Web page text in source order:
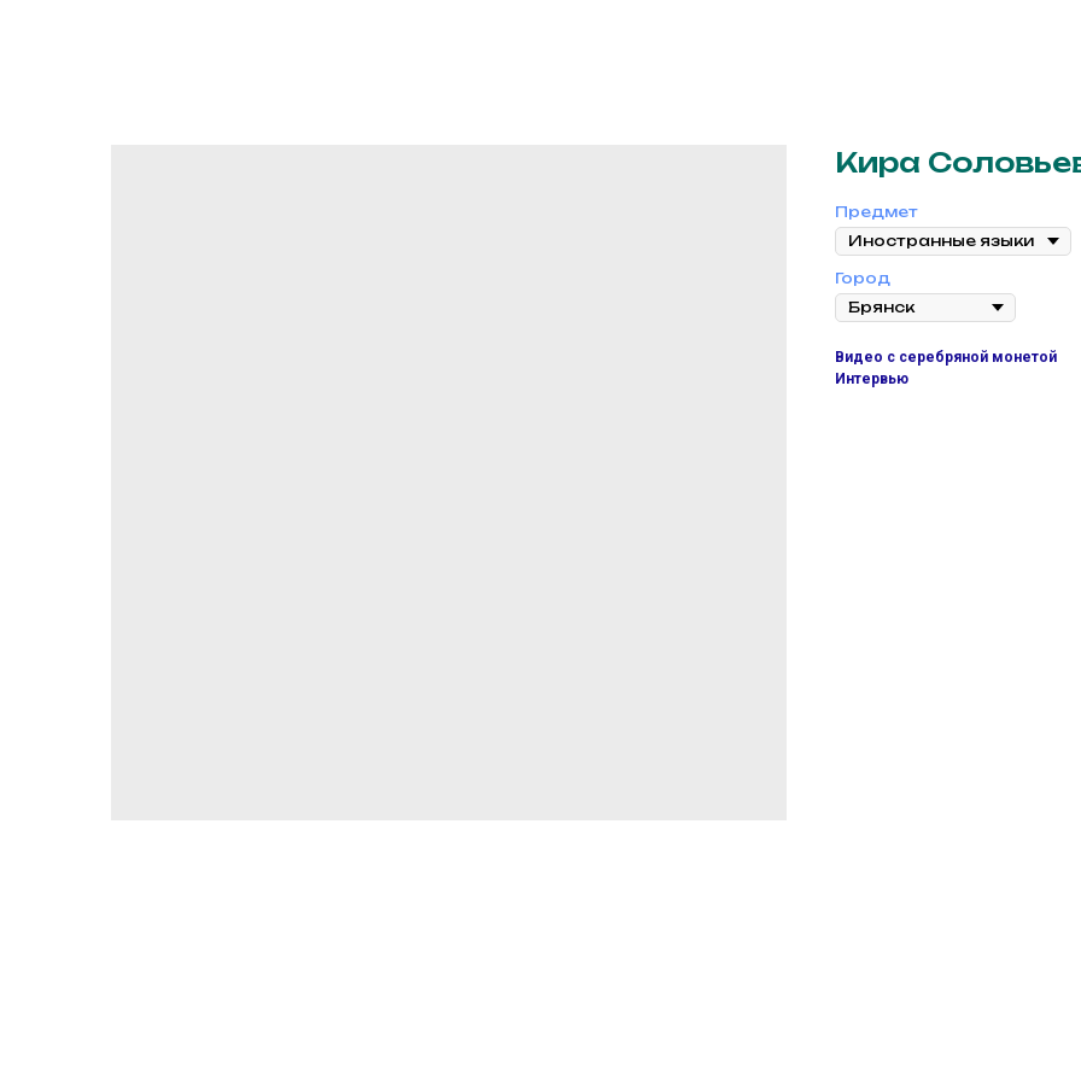
Кира
Предмет
Город
Видео с серебряной монетой
Интервью